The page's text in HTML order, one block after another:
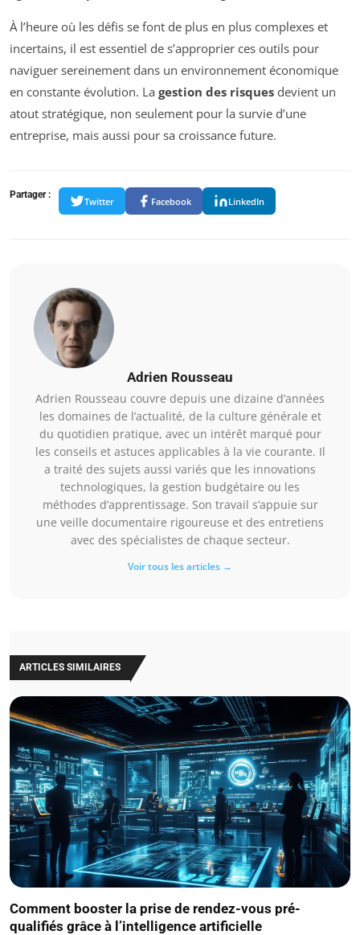
À l’heure où les défis se font de plus en plus complexes et
incertains, il est essentiel de s’approprier ces outils pour
naviguer sereinement dans un environnement économique
en constante évolution. La gestion des risques devient un
atout stratégique, non seulement pour la survie d’une
entreprise, mais aussi pour sa croissance future.
Partager :
Twitter Facebook LinkedIn
Adrien Rousseau
Adrien Rousseau couvre depuis une dizaine d’années
les domaines de l’actualité, de la culture générale et
du quotidien pratique, avec un intérêt marqué pour
les conseils et astuces applicables à la vie courante. Il
a traité des sujets aussi variés que les innovations
technologiques, la gestion budgétaire ou les
méthodes d’apprentissage. Son travail s’appuie sur
une veille documentaire rigoureuse et des entretiens
avec des spécialistes de chaque secteur.
Voir tous les articles →
ARTICLES SIMILAIRES
Comment booster la prise de rendez-vous pré-
qualifiés grâce à l’intelligence artificielle